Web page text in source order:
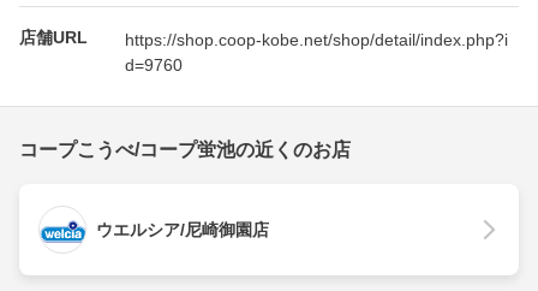
店舗URL
https://shop.coop-kobe.net/shop/detail/index.php?i
d=9760
コープこうべ/コープ蛍池の近くのお店
ウエルシア/尼崎御園店